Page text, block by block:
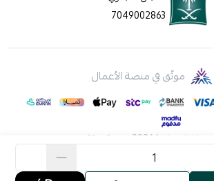
7049002863
موثّق في منصة الأعمال
صنع بإتقان على | 2026 منصة سلة